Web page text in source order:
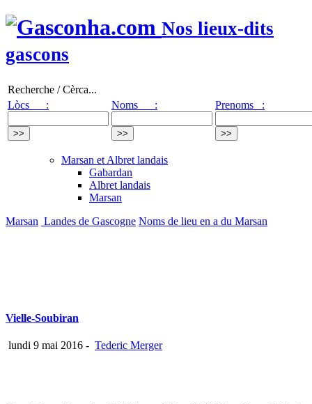
Nos lieux-dits
gascons
Recherche / Cèrca...
Lòcs :
Noms : Prenoms :
Marsan et Albret landais
Gabardan
Albret landais
Marsan
Marsan Landes de Gascogne Noms de lieu en a du Marsan
Vielle-Soubiran
lundi 9 mai 2016 - Tederic Merger